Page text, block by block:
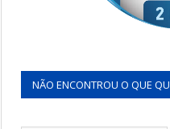
NÃO ENCONTROU O QUE